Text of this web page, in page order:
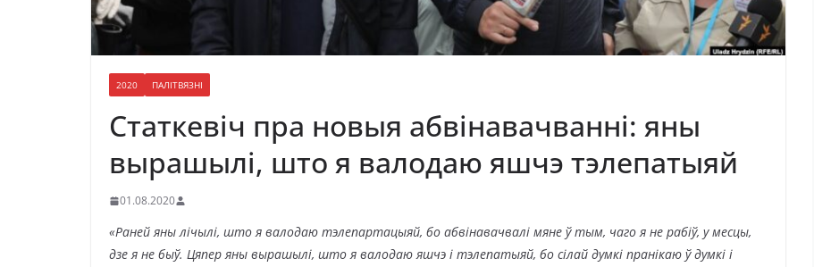
2020 ПАЛІТВЯЗНІ
Статкевіч пра новыя абвінавачванні: яны
вырашылі, што я валодаю яшчэ тэлепатыяй
01.08.2020
«Раней яны лічылі, што я валодаю тэлепартацыяй, бо абвінавачвалі мяне ў тым, чаго я не рабіў, у месцы,
дзе я не быў. Цяпер яны вырашылі, што я валодаю яшчэ і тэлепатыяй, бо сілай думкі пранікаю ў думкі і